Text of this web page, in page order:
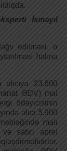
İsmayıl
edilməsi, o
halına
alıcıya 23.600
ƏDV) mal
ödəyicisinin
alıcı 5.900
malı
satıcı aprel